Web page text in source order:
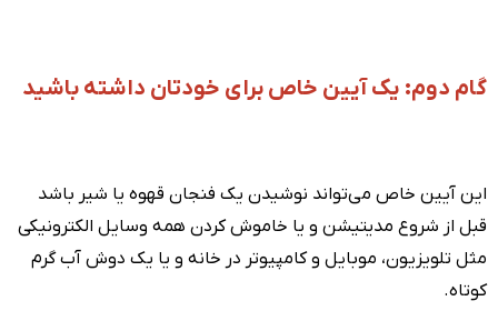
گام دوم: یک آیین خاص برای خودتان داشته باشید
این آیین خاص می‌تواند نوشیدن یک فنجان قهوه یا شیر باشد
قبل از شروع مدیتیشن و یا خاموش کردن همه وسایل الکترونیکی
مثل تلویزیون، موبایل و کامپیوتر در خانه و یا یک دوش آب گرم
کوتاه.